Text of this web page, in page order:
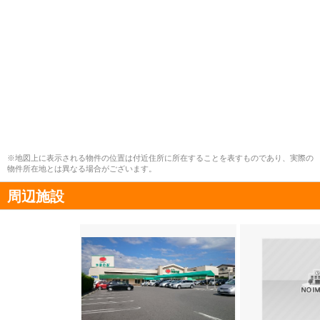
※地図上に表示される物件の位置は付近住所に所在することを表すものであり、実際の
物件所在地とは異なる場合がございます。
周辺施設